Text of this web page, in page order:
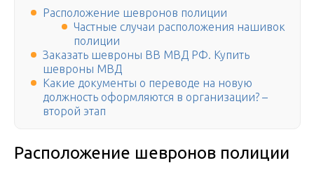
Расположение шевронов полиции
Частные случаи расположения нашивок
полиции
Заказать шевроны ВВ МВД РФ. Купить
шевроны МВД
Какие документы о переводе на новую
должность оформляются в организации? –
второй этап
Расположение шевронов полиции